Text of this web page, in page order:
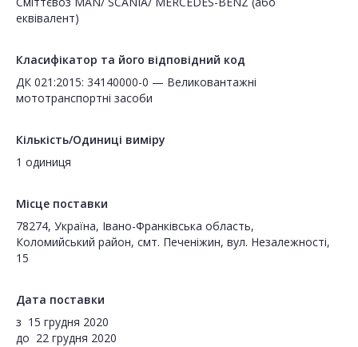
еквівалент)
Класифікатор та його відповідний код
ДК 021:2015: 34140000-0 — Великовантажні
мототранспортні засоби
Кількість/Одиниці виміру
1 одиниця
Місце поставки
78274, Україна, Івано-Франківська область,
Коломийський район, смт. Печеніжин, вул. Незалежності,
15
Дата поставки
з 15 грудня 2020
до 22 грудня 2020